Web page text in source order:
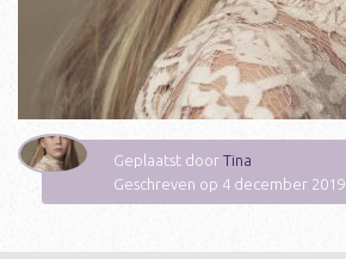
Geplaatst door Tina
Geschreven op 4 december 2019